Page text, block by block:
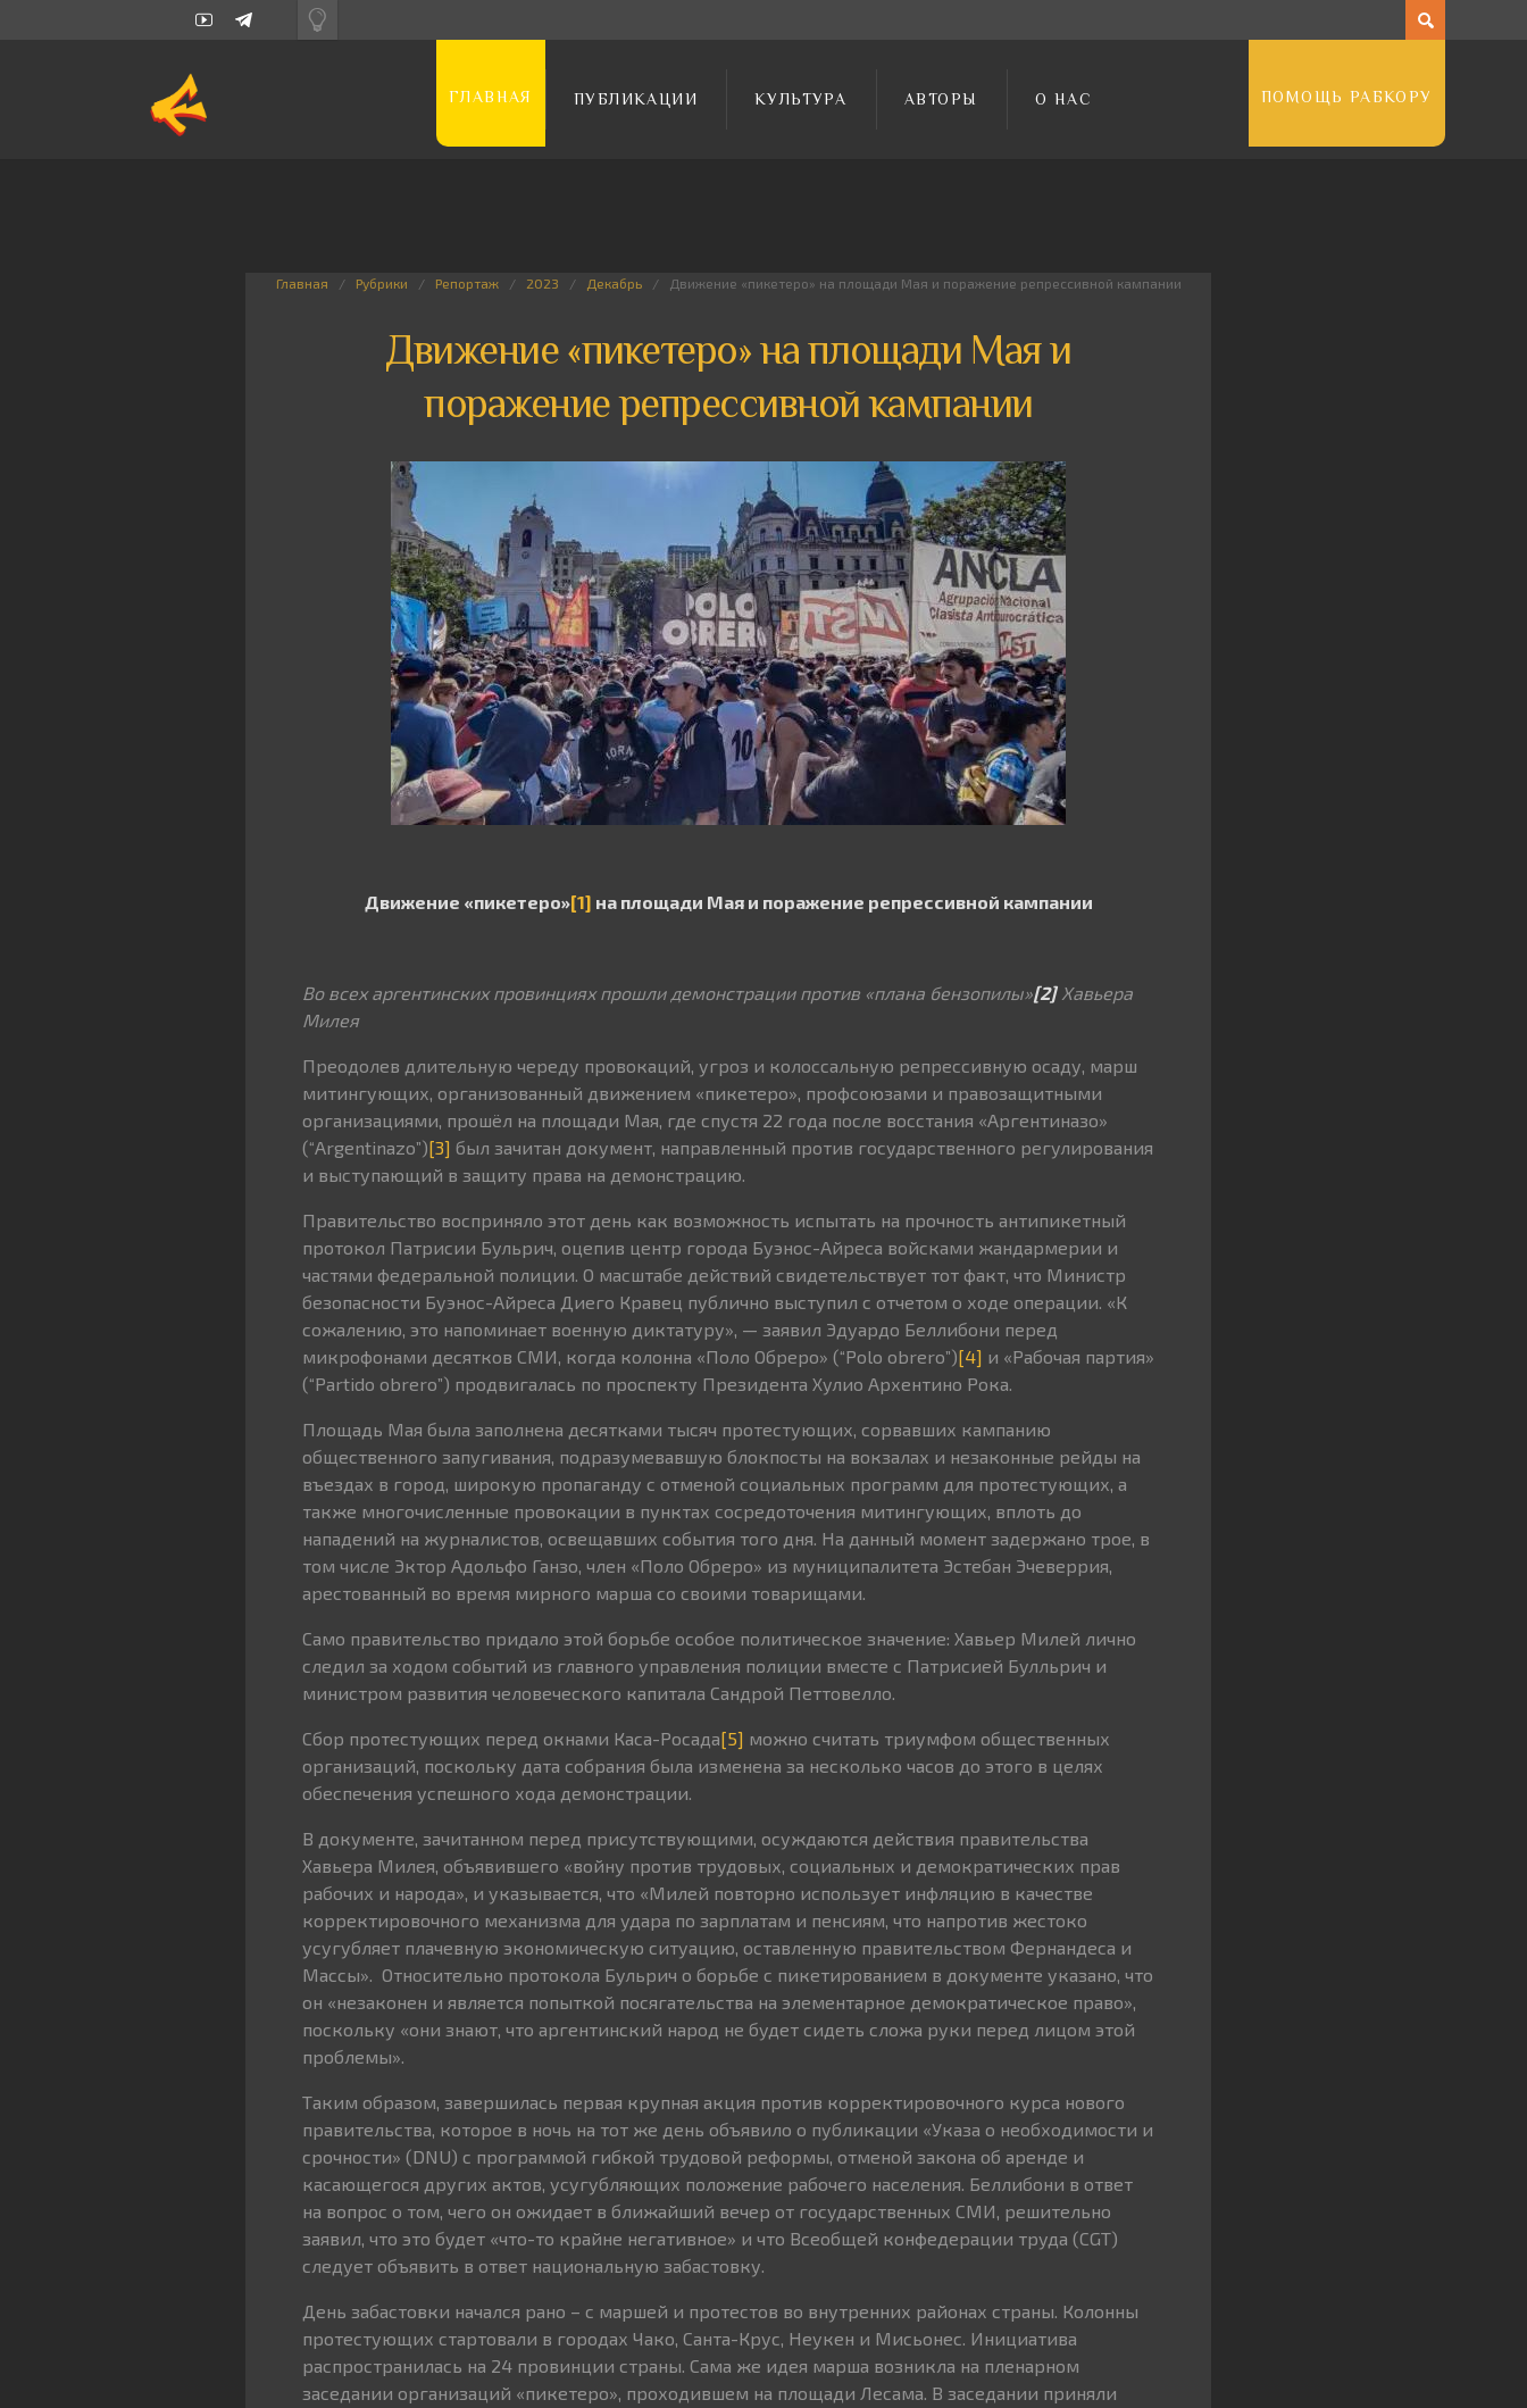
ГЛАВНАЯ ПУБЛИКАЦИИ КУЛЬТУРА АВТОРЫ О НАС ПОМОЩЬ РАБКОРУ
Главная Рубрики Репортаж 2023 Декабрь Движение «пикетеро» на площади Мая и поражение репрессивной кампании
Движение «пикетеро» на площади Мая и
поражение репрессивной кампании
Движение «пикетеро»[1] на площади Мая и поражение репрессивной кампании
Во всех аргентинских провинциях прошли демонстрации против «плана бензопилы»[2]Хавьера
Милея
Преодолев длительную череду провокаций, угроз и колоссальную репрессивную осаду, марш
митингующих, организованный движением «пикетеро», профсоюзами и правозащитными
организациями, прошёл на площади Мая, где спустя 22 года после восстания «Аргентиназо»
(“Argentinazo”)[3] был зачитан документ, направленный против государственного регулирования
и выступающий в защиту права на демонстрацию.
Правительство восприняло этот день как возможность испытать на прочность антипикетный
протокол Патрисии Бульрич, оцепив центр города Буэнос-Айреса войсками жандармерии и
частями федеральной полиции. О масштабе действий свидетельствует тот факт, что Министр
безопасности Буэнос-Айреса Диего Кравец публично выступил с отчетом о ходе операции. «К
сожалению, это напоминает военную диктатуру», — заявил Эдуардо Беллибони перед
микрофонами десятков СМИ, когда колонна «Поло Обреро» (“Polo obrero”)[4] и «Рабочая партия»
(“Partido obrero”) продвигалась по проспекту Президента Хулио Архентино Рока.
Площадь Мая была заполнена десятками тысяч протестующих, сорвавших кампанию
общественного запугивания, подразумевавшую блокпосты на вокзалах и незаконные рейды на
въездах в город, широкую пропаганду с отменой социальных программ для протестующих, а
также многочисленные провокации в пунктах сосредоточения митингующих, вплоть до
нападений на журналистов, освещавших события того дня. На данный момент задержано трое, в
том числе Эктор Адольфо Ганзо, член «Поло Обреро» из муниципалитета Эстебан Эчеверрия,
арестованный во время мирного марша со своими товарищами.
Само правительство придало этой борьбе особое политическое значение: Хавьер Милей лично
следил за ходом событий из главного управления полиции вместе с Патрисией Булльрич и
министром развития человеческого капитала Сандрой Петтовелло.
Сбор протестующих перед окнами Каса-Росада[5] можно считать триумфом общественных
организаций, поскольку дата собрания была изменена за несколько часов до этого в целях
обеспечения успешного хода демонстрации.
В документе, зачитанном перед присутствующими, осуждаются действия правительства
Хавьера Милея, объявившего «войну против трудовых, социальных и демократических прав
рабочих и народа», и указывается, что «Милей повторно использует инфляцию в качестве
корректировочного механизма для удара по зарплатам и пенсиям, что напротив жестоко
усугубляет плачевную экономическую ситуацию, оставленную правительством Фернандеса и
Массы». Относительно протокола Бульрич о борьбе с пикетированием в документе указано, что
он «незаконен и является попыткой посягательства на элементарное демократическое право»,
поскольку «они знают, что аргентинский народ не будет сидеть сложа руки перед лицом этой
проблемы».
Таким образом, завершилась первая крупная акция против корректировочного курса нового
правительства, которое в ночь на тот же день объявило о публикации «Указа о необходимости и
срочности» (DNU) с программой гибкой трудовой реформы, отменой закона об аренде и
касающегося других актов, усугубляющих положение рабочего населения. Беллибони в ответ
на вопрос о том, чего он ожидает в ближайший вечер от государственных СМИ, решительно
заявил, что это будет «что-то крайне негативное» и что Всеобщей конфедерации труда (CGT)
следует объявить в ответ национальную забастовку.
День забастовки начался рано – с маршей и протестов во внутренних районах страны. Колонны
протестующих стартовали в городах Чако, Санта-Крус, Неукен и Мисьонес. Инициатива
распространилась на 24 провинции страны. Сама же идея марша возникла на пленарном
заседании организаций «пикетеро», проходившем на площади Лесама. В заседании приняли